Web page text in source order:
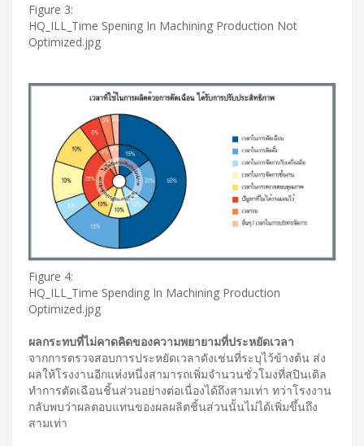
Figure 3:
HQ_ILL_Time Spening In Machining Production Not
Optimized.jpg
Figure 4:
HQ_ILL_Time Spending In Machining Production
Optimized.jpg
ผลกระทบที่ไม่คาดคิดของความพยายามที่ประหยัดเวลา
จากการตรวจสอบการประหยัดเวลาดังเช่นที่ระบุไว้ข้างต้น ส่ง
ผลให้โรงงานอีกแห่งหนึ่งสามารถเพิ่มจำนวนชั่วโมงที่สปินเดิล
ทำการตัดเฉือนชิ้นส่วนอย่างต่อเนื่องได้ถึงสามเท่า ทว่าโรงงาน
กลับพบว่าผลตอบแทนของผลผลิตชิ้นส่วนนั้นไม่ได้เพิ่มขึ้นถึง
สามเท่า